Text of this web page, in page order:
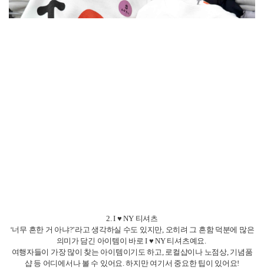
의미가 담긴 아이템이 바로 I ♥ NY 티셔츠예요.
여행자들이 가장 많이 찾는 아이템이기도 하고, 로컬샵이나 노점상, 기념품
장 큰 장점이에요.
후드, 반팔, 캡 모자, 액세서리까지 다양하고 시즌별 한정 아이템도 많아서 패
션 좋아하는 친구들 사이에선 필수 코스로 통할 정도랍니다.
하지만 여기서 반드시 알아야 할 팁! 스투시 매장은 대기 줄이 정말 길어요.
인기 많은 날은 1시간 이상 기다리는 것도 흔하고, 늦게 가면 인기 제품 사이